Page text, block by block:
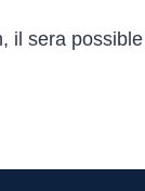
il sera